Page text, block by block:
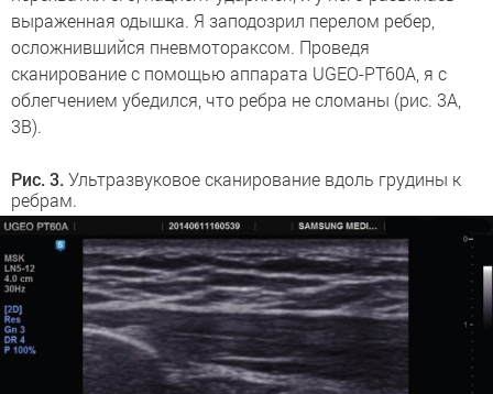
выраженная одышка. Я заподозрил перелом ребер,
осложнившийся пневмотораксом. Проведя
сканирование с помощью аппарата UGEO-PT60A, я с
облегчением убедился, что ребра не сломаны (рис. 3A,
3B).
Рис. 3. Ультразвуковое сканирование вдоль грудины к
ребрам.